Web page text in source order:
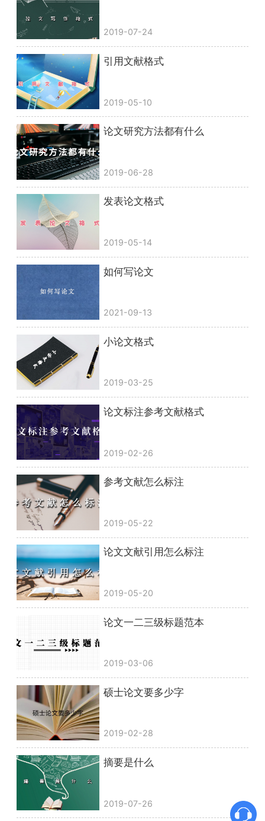
2019-07-24
引用文献格式
2019-05-10
论文研究方法都有什么
2019-06-28
发表论文格式
2019-05-14
如何写论文
2021-09-13
小论文格式
2019-03-25
论文标注参考文献格式
2019-02-26
参考文献怎么标注
2019-05-22
论文文献引用怎么标注
2019-05-20
论文一二三级标题范本
2019-03-06
硕士论文要多少字
2019-02-28
摘要是什么
2019-07-26